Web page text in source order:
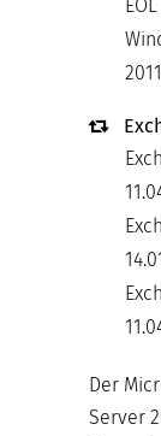
2011
Der
Server